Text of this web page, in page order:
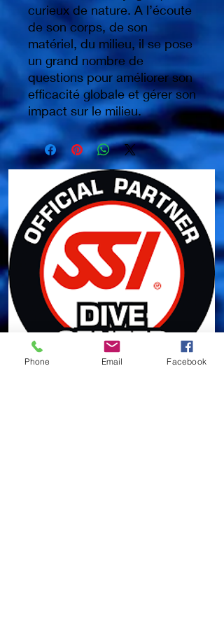
curieux de nature. A l’écoute
de son corps, de son
matériel, du milieu, il se pose
un grand nombre de
questions pour améliorer son
efficacité globale et gérer son
impact sur le milieu.
Phone Email Facebook